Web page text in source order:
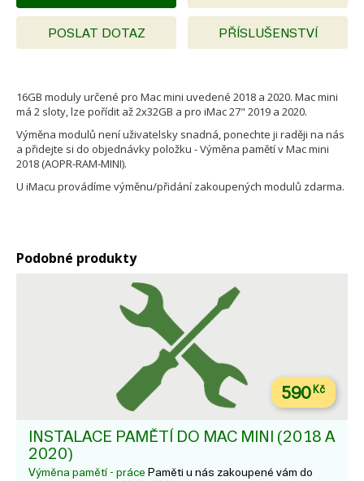
POSLAT DOTAZ PŘÍSLUŠENSTVÍ
16GB moduly určené pro Mac mini uvedené 2018 a 2020. Mac mini
má 2 sloty, lze pořídit až 2x32GB a pro iMac 27" 2019 a 2020.
Výměna modulů není uživatelsky snadná, ponechte ji raději na nás
a přidejte si do objednávky položku - Výměna pamětí v Mac mini
2018 (AOPR-RAM-MINI).
U iMacu provádíme výměnu/přidání zakoupených modulů zdarma.
Podobné produkty
590Kč
INSTALACE PAMĚTÍ DO MAC MINI (2018 A
2020)
Výměna pamětí - práce Paměti u nás zakoupené vám do